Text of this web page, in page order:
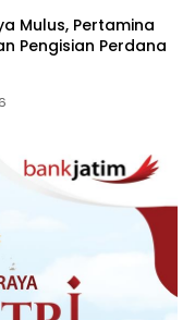
Mulus, Pertamina
Pengisian Perdana